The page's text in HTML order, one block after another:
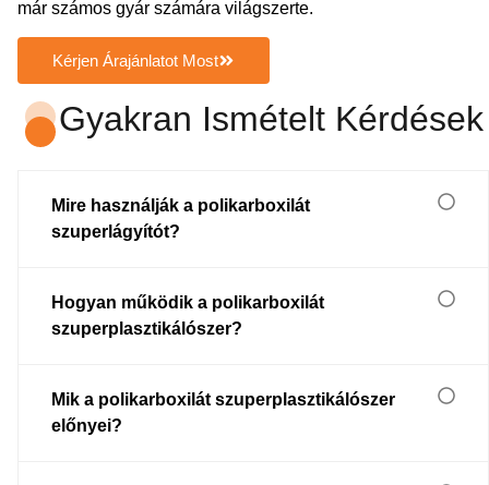
már számos gyár számára világszerte.
Kérjen Árajánlatot Most
Gyakran Ismételt Kérdések
Mire használják a polikarboxilát
szuperlágyítót?
Hogyan működik a polikarboxilát
szuperplasztikálószer?
Mik a polikarboxilát szuperplasztikálószer
előnyei?